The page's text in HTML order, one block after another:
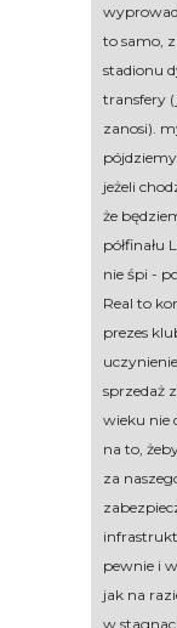
to samo,
stadionu
transfery
zanosi).
jeżeli
że
półfinału
nie śpi -
Real to
prezes
sprzedaż
wieku nie
na to,
za
pewnie i
jak na
w